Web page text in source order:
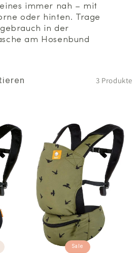
immer nah – mit
oder hinten. Trage
in der
am Hosenbund
3 Produkte
Sale